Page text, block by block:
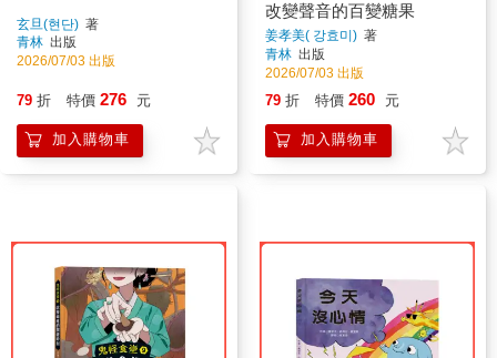
玄旦(현단) 著
青林 出版
2026/07/03 出版
79 折 特價 276 元
加入購物車
改變聲音的百變糖果
姜孝美( 강효미) 著
青林 出版
2026/07/03 出版
79 折 特價 260 元
加入購物車